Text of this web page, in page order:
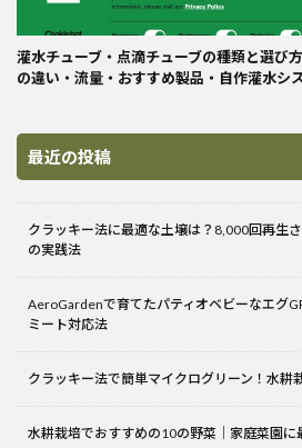
灌水チューブ・点滴チューブの種類と選び
の違い・流量・おすすめ製品・自作灌水シ
最近の投稿
クラッキー法に最適な土壌は？8,000回再生
の実践法
AeroGardenで育てたパティオベビーなエグ
ミート対応法
クラッキー法で簡単マイクログリーン！水耕
水耕栽培でおすすめの10の野菜｜家庭菜園に